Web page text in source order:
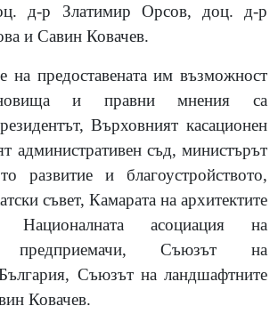
д-р Златимир Орсов, доц. д-р
и Савин Ковачев.
на предоставената им възможност
и правни мнения са
Върховният касационен
административен съд, министърът
развитие и благоустройството,
съвет, Камарата на архитектите
асоциация на
предприемачи, Съюзът на
Съюзът на ландшафтните
Ковачев.